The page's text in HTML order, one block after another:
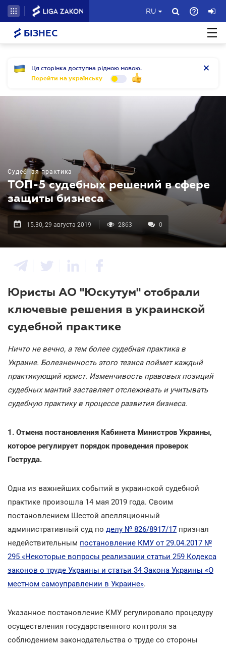
RU
БІЗНЕС
Ця сторінка доступна рідною мовою.
Перейти на українську
Судебная практика
ТОП-5 судебных решений в сфере
защиты бизнеса
15.30, 29 августа 2019 2863 0
Юристы АО "Юскутум" отобрали
ключевые решения в украинской
судебной практике
Ничто не вечно, а тем более судебная практика в
Украине. Болезненность этого тезиса поймет каждый
практикующий юрист. Изменчивость правовых позиций
судебных мантий заставляет отслеживать и учитывать
судебную практику в процессе развития бизнеса.
1. Отмена постановления Кабинета Министров Украины,
которое регулирует порядок проведения проверок
Гоструда.
Одна из важнейших событий в украинской судебной
практике произошла 14 мая 2019 года. Своим
постановлением Шестой апелляционный
административный суд по делу № 826/8917/17 признал
недействительным постановление КМУ от 29.04.2017 №
295 «Некоторые вопросы реализации статьи 259 Кодекса
законов о труде Украины и статьи 34 Закона Украины «О
местном самоуправлении в Украине».
Указанное постановление КМУ регулировало процедуру
осуществления государственного контроля за
соблюдением законодательства о труде со стороны